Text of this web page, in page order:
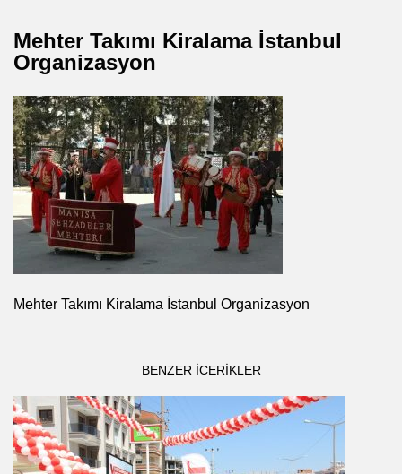
Mehter Takımı Kiralama İstanbul
Organizasyon
Mehter Takımı Kiralama İstanbul Organizasyon
BENZER ICERIKLER